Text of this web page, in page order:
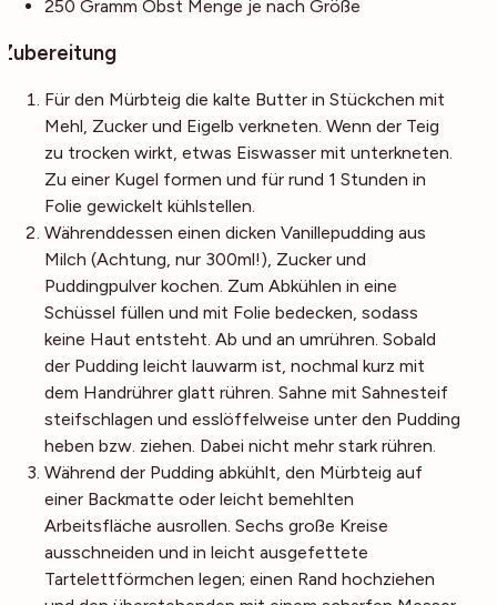
250 Gramm Obst Menge je nach Größe
Zubereitung
Für den Mürbteig die kalte Butter in Stückchen mit
Mehl, Zucker und Eigelb verkneten. Wenn der Teig
zu trocken wirkt, etwas Eiswasser mit unterkneten.
Zu einer Kugel formen und für rund 1 Stunden in
Folie gewickelt kühlstellen.
Währenddessen einen dicken Vanillepudding aus
Milch (Achtung, nur 300ml!), Zucker und
Puddingpulver kochen. Zum Abkühlen in eine
Schüssel füllen und mit Folie bedecken, sodass
keine Haut entsteht. Ab und an umrühren. Sobald
der Pudding leicht lauwarm ist, nochmal kurz mit
dem Handrührer glatt rühren. Sahne mit Sahnesteif
steifschlagen und esslöffelweise unter den Pudding
heben bzw. ziehen. Dabei nicht mehr stark rühren.
Während der Pudding abkühlt, den Mürbteig auf
einer Backmatte oder leicht bemehlten
Arbeitsfläche ausrollen. Sechs große Kreise
ausschneiden und in leicht ausgefettete
Tartelettförmchen legen; einen Rand hochziehen